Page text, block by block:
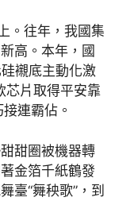
。往年，我國集
高。本年，國
襯底主動化激
芯片取得平安靠
連霸佔。
甜圈被機器轉
金箔千紙鶴發
臺“舞秧歌”，到